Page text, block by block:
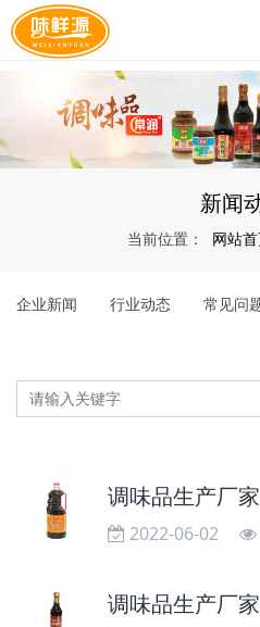
新闻
当前位置： 网站
企业新闻 行业动态 常见问
2022-06-02